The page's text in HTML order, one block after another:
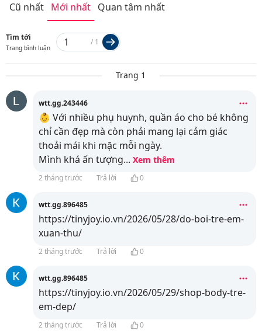
Cũ nhất Mới nhất Quan tâm nhất
Tìm tới
Trang bình luận
/ 1
Trang 1
wtt.gg.243446
👶 Với nhiều phụ huynh, quần áo cho bé không
chỉ cần đẹp mà còn phải mang lại cảm giác
thoải mái khi mặc mỗi ngày.
Mình khá ấn tượng... Xem thêm
2 tháng trước Trả lời 0
wtt.gg.896485
https://tinyjoy.io.vn/2026/05/28/do-boi-tre-em-
xuan-thu/
2 tháng trước Trả lời 0
wtt.gg.896485
https://tinyjoy.io.vn/2026/05/29/shop-body-tre-
em-dep/
2 tháng trước Trả lời 0